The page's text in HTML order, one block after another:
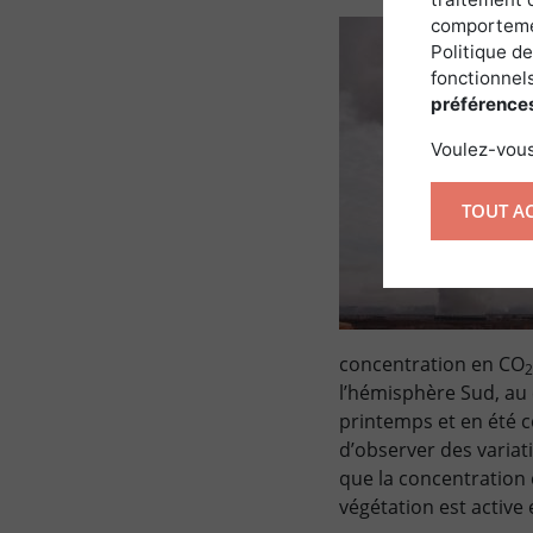
concentration en CO2
l’hémisphère Sud,
printemps et en été
d’observer des
que la concentration
végétation est active
Politique
Voulez-
TOUT